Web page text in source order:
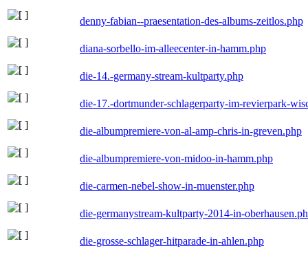
denny-fabian--praesentation-des-albums-zeitlos.php
diana-sorbello-im-alleecenter-in-hamm.php
die-14.-germany-stream-kultparty.php
die-17.-dortmunder-schlagerparty-im-revierpark-
die-albumpremiere-von-al-amp-chris-in-greven.php
die-albumpremiere-von-midoo-in-hamm.php
die-carmen-nebel-show-in-muenster.php
die-germanystream-kultparty-2014-in-
die-grosse-schlager-hitparade-in-ahlen.php